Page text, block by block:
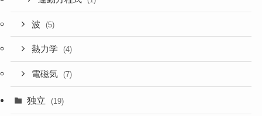
波 (5)
熱力学 (4)
電磁気 (7)
独立 (19)